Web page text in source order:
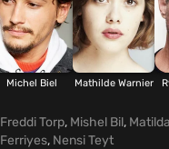
Michel Biel Mathilde Warnier
Freddi Torp, Mishel Bil,
Ferriyes, Nensi Teyt